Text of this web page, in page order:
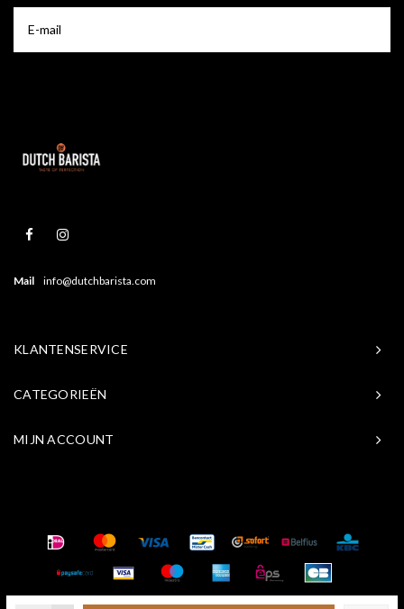
Mail info@dutchbarista.com
KLANTENSERVICE
CATEGORIEËN
MIJN ACCOUNT